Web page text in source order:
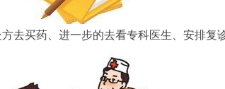
去买药、进一步的去看专科医生、安排复